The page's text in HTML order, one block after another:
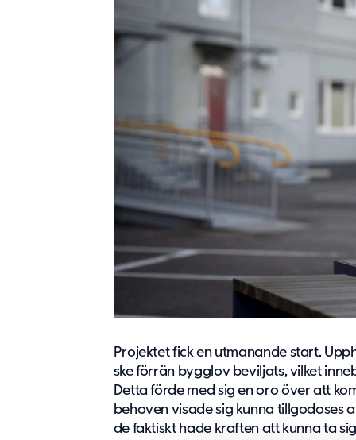
Projektet fick en utmanande start.
ske förrän bygglov beviljats, vilket
Detta förde med sig en oro över att
behoven visade sig kunna tillgodoses
de faktiskt hade kraften att kunna ta